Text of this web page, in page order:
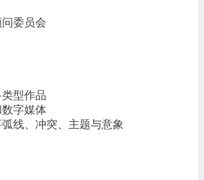
委员会
型作品
字媒体
线、冲突、主题与意象